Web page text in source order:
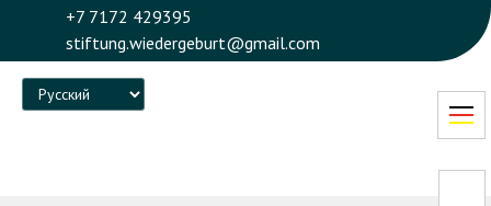
+7 7172 429395
stiftung.wiedergeburt@gmail.com
Language